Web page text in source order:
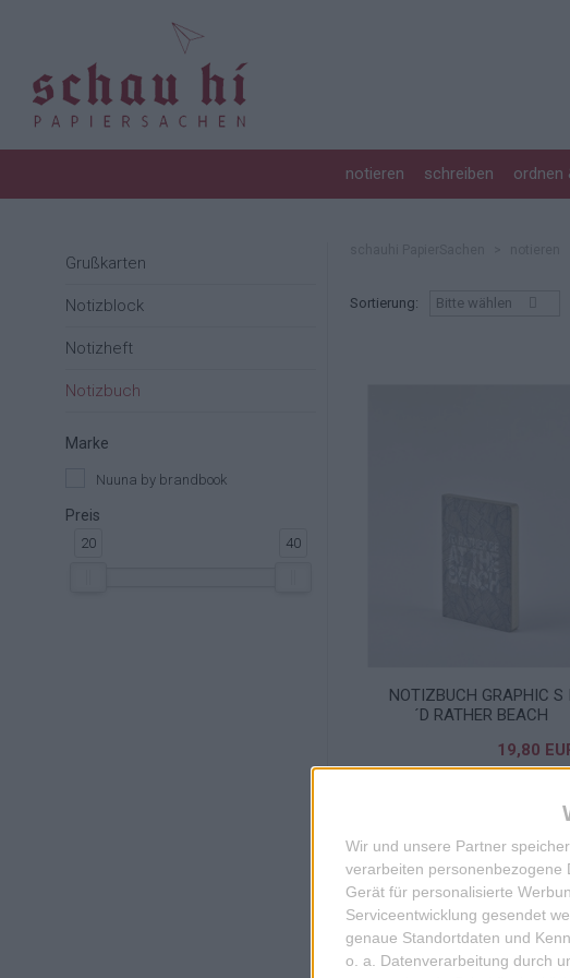
Wir und unsere Partner
verarbeiten personenbezogene
Gerät für personalisierte
Serviceentwicklung gesendet
genaue Standortdaten und
o. a. Datenverarbeitung durch
notieren schreiben ordnen
FÜLLER
FOTOALBUM
BÜROZUBEHÖR
STEMPEL
ROTERFADEN TASCHENBEGLEITER
KERZEN
SIDEBYSIDE
UNTERSETZER HOLZPOST
360 GRAD SACHEN
Grußkarten
Notizblock
Notizheft
Notizbuch
Marke
Nuuna by brandbook
Preis
20 40
Sortierung: Bitte wählen
NOTIZBUCH GRAPHIC S I
´D RATHER BEACH
19,80